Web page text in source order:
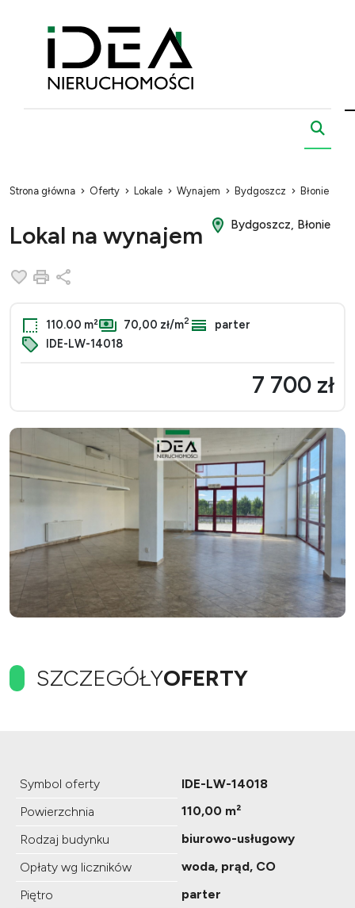
Strona główna Oferty Lokale Wynajem Bydgoszcz Błonie
Lokal na wynajem Bydgoszcz, Błonie
Dodaj do ulubionych
Drukuj
110.00 m² 70,00 zł/m2
parter
IDE-LW-14018
7 700 zł
SZCZEGÓŁYOFERTY
Symbol oferty
IDE-LW-14018
Powierzchnia
110,00 m²
Rodzaj budynku
biurowo-usługowy
Opłaty wg liczników
woda, prąd, CO
Piętro
parter